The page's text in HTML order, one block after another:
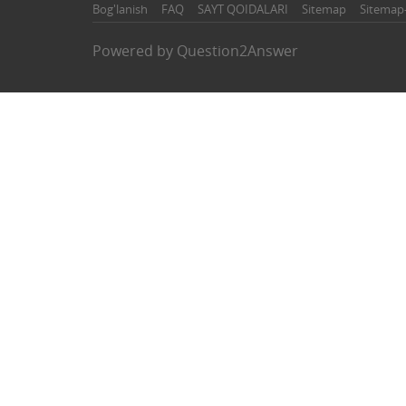
Bog'lanish FAQ SAYT QOIDALARI Sitemap
Powered by Question2Answer